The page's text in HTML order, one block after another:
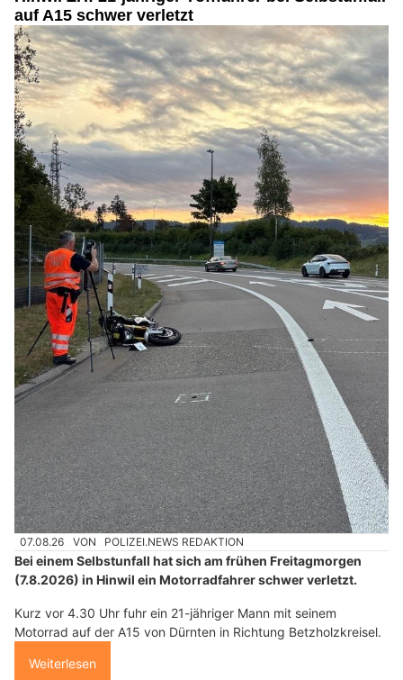
auf A15 schwer verletzt
07.08.26 VON POLIZEI.NEWS REDAKTION
Bei einem Selbstunfall hat sich am frühen Freitagmorgen
(7.8.2026) in Hinwil ein Motorradfahrer schwer verletzt.
Kurz vor 4.30 Uhr fuhr ein 21-jähriger Mann mit seinem
Motorrad auf der A15 von Dürnten in Richtung Betzholzkreisel.
Weiterlesen